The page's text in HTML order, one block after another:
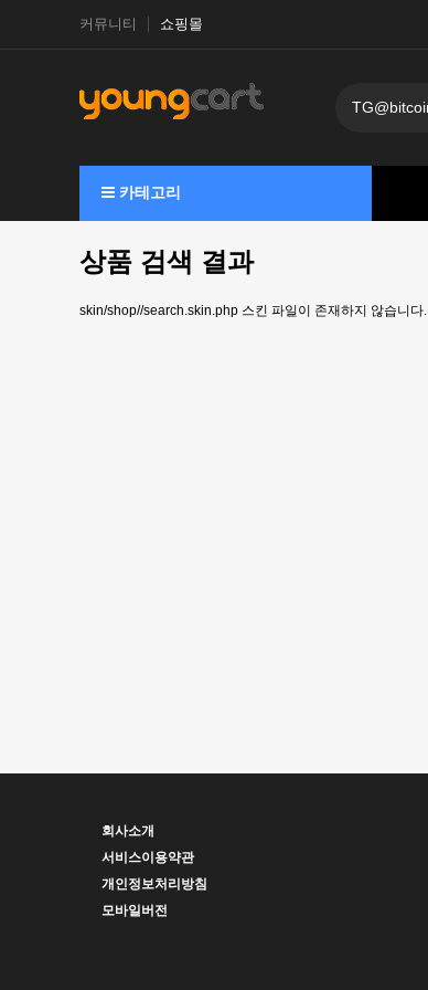
커뮤니티 쇼핑몰
카테고리
상품 검색 결과
skin/shop//search.skin.php 스킨 파일이 존재하지 않습니다.
회사소개
서비스이용약관
개인정보처리방침
모바일버전